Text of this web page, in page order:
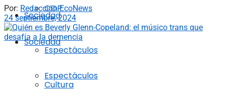
Sociedad
Espectáculos
Cultura
COP
Sociedad
Espectáculos
Por: Redacción EcoNews
24 septiembre, 2024